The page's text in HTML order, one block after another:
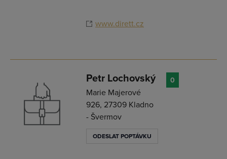
www.dirett.cz
Petr Lochovský
Marie Majerové
926, 27309 Kladno
- Švermov
ODESLAT POPTÁVKU
0